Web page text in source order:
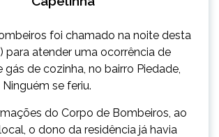
foi chamado na noite desta
para atender uma ocorrência de
de cozinha, no bairro Piedade,
se feriu.
do Corpo de Bombeiros, ao
o dono da residência já havia